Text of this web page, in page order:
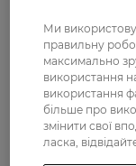
Маска для
Ми
правильну
максимально
використання
використання
більше про
змінити свої
ласка,